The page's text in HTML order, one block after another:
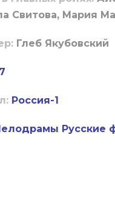
Свитова, Мария
Глеб Якубовский
Россия-1
Русские